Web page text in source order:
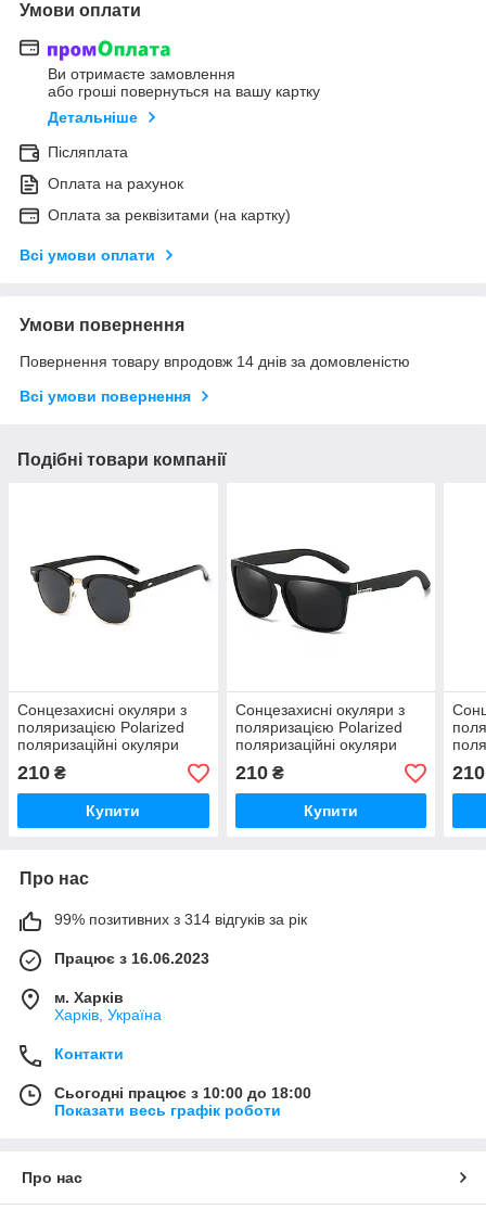
Умови оплати
Ви отримаєте замовлення
або гроші повернуться на вашу картку
Детальніше
Післяплата
Оплата на рахунок
Оплата за реквізитами (на картку)
Всі умови оплати
Умови повернення
Повернення товару впродовж 14 днів за домовленістю
Всі умови повернення
Подібні товари компанії
Сонцезахисні окуляри з
поляризацією Polarized
поляризаційні окуляри
модель 2023
210 ₴
Купити
Сонцезахисні окуляри з
поляризацією Polarized
поляризаційні окуляри
210₴
Купити
210
Про нас
99% позитивних з 314 відгуків за рік
Працює з 16.06.2023
м. Харків
Харків, Україна
Контакти
Сьогодні працює з 10:00 до 18:00
Показати весь графік роботи
Про нас